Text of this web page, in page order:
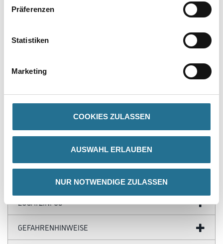
Präferenzen
Statistiken
Marketing
COOKIES ZULASSEN
AUSWAHL ERLAUBEN
NUR NOTWENDIGE ZULASSEN
PRODUKTEIGENSCHAFTEN
Produkteigenschaft
- Montage per Clip möglich
ZUSATZINFOS
GEFAHRENHINWEISE